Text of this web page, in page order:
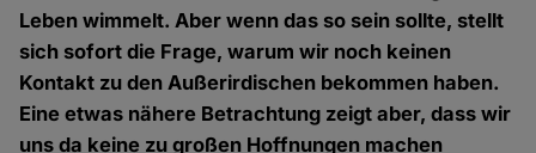
Leben wimmelt. Aber wenn das so sein sollte, stellt
sich sofort die Frage, warum wir noch keinen
Kontakt zu den Außerirdischen bekommen haben.
Eine etwas nähere Betrachtung zeigt aber, dass wir
uns da keine zu großen Hoffnungen machen